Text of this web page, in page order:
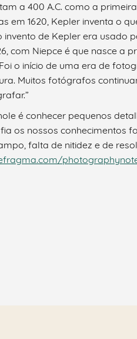
a 400 A.C. como a
em 1620, Kepler inventa o
invento de Kepler era usado
com Niepce é que nasce
o início de uma era de
Muitos fotógrafos
é conhecer pequenos
os nossos conhecimentos
falta de nitidez e de